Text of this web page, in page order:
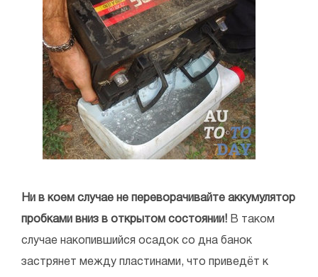
Ни в коем случае не переворачивайте аккумулятор
пробками вниз в открытом состоянии! В таком
случае накопившийся осадок со дна банок
застрянет между пластинами, что приведёт к